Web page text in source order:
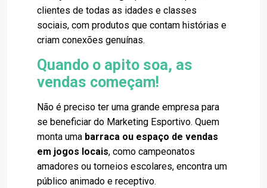
clientes de todas as idades e classes
sociais, com produtos que contam histórias e
criam conexões genuínas.
Quando o apito soa, as
vendas começam!
Não é preciso ter uma grande empresa para
se beneficiar do Marketing Esportivo. Quem
monta uma barraca ou espaço de vendas
em jogos locais, como campeonatos
amadores ou torneios escolares, encontra um
público animado e receptivo.